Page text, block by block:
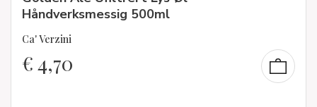
Håndverksmessig 500ml
Ca' Verzini
€4,70